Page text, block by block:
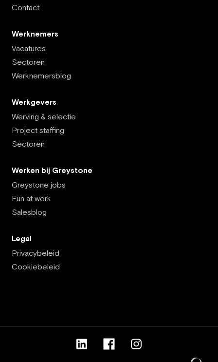
Contact
Werknemers
Vacatures
Sectoren
Werknemersblog
Werkgevers
Werving & selectie
Project staffing
Sectoren
Werken bij Greystone
Greystone jobs
Fun at work
Salesblog
Legal
Privacybeleid
Cookiebeleid